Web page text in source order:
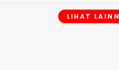
LIHAT